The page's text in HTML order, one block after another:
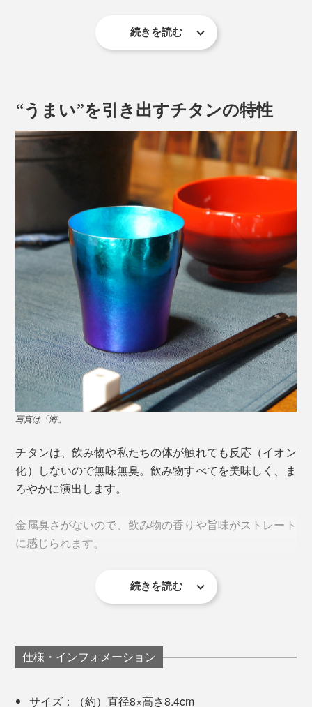
ず。熱湯を入れても表面はほとんど熱くなりません。
まさに「魔法瓶」の構造をタンブラーに応用したとも言
えます。
薄い飲み口は、飲み物の「おいしさ」もアップさせま
す。私は最初にこのタンブラーでアイスコーヒーを飲ん
だのですが、ひと口目で虜になりました。
写真は「森」
手で持つとほとんど冷たさを感じなかったのに、口をつ
けた瞬間にひんやり。
く、美味しく」感じました。今では、MONOCOスタッ
フ全員がオフィスで愛用中です。
日本チタン協会のチタン開発功労賞・新潟県知事賞（技
術部門）も受賞しています。
鮮やかで美しいカラーは、塗装ではなく「陽極酸化法」
というHORIE独自の技術による発色。
そもそもチタンは酸化膜に覆われており、光が当たる
この酸化膜の厚さを、水の電気分解時に発生する酸素を
新作のグラデーションカラーは、自然の移ろいをイメー
続きを読む
“うまい”を引き出すチタンの特性
写真は「海」
チタンは、飲み物や私たちの体が触れても反応（イオン
化）しないので無味無臭。飲み物すべてを美味しく、ま
ろやかに演出します。
金属臭さがないので、飲み物の香りや旨味がストレート
に感じられます。
1055℃の高温窯で焼成したことでできる、凸凹フォル
上げてくれます。
続きを読む
仕様・インフォメーション
サイズ：（約）直径8×高さ8.4cm